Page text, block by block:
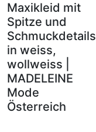
Maxikleid mit
Spitze und
Schmuckdetails
in weiss,
wollweiss |
MADELEINE
Mode
Österreich